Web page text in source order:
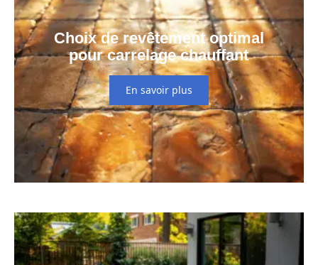
Choix de revêtement optimal
pour carrelage chauffant
En savoir plus